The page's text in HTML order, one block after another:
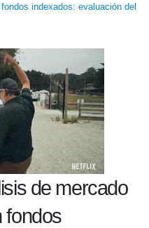
indexados: evaluación del
de mercado
fondos